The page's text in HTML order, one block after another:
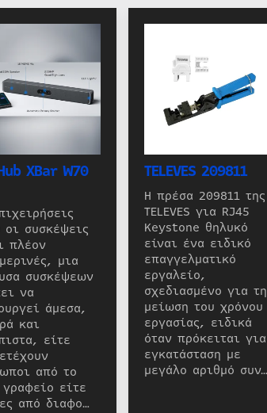
XBar W70
οι συσκέψεις
πλέον
μια
συσκέψεων
να
άμεσα,
και
είτε
από το
είτε
από διαφο…
TELEVES 209811
Η πρέσα 209811 της
TELEVES για RJ45
Keystone θηλυκό
είναι ένα ειδικό
επαγγελματικό
εργαλείο,
σχεδιασμένο για τη
μείωση του χρόνου
εργασίας, ειδικά
όταν πρόκειται για
εγκατάσταση με
μεγάλο αριθμό συν…